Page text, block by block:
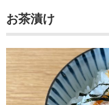
お茶漬け